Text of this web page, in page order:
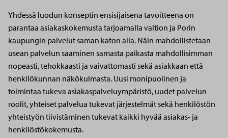
Yhdessä luodun konseptin ensisijaisena tavoitteena on
parantaa asiakaskokemusta tarjoamalla valtion ja Porin
kaupungin palvelut saman katon alla. Näin mahdollistetaan
usean palvelun saaminen samasta paikasta mahdollisimman
nopeasti, tehokkaasti ja vaivattomasti sekä asiakkaan että
henkilökunnan näkökulmasta. Uusi monipuolinen ja
toimintaa tukeva asiakaspalveluympäristö, uudet palvelun
roolit, yhteiset palvelua tukevat järjestelmät sekä henkilöstön
yhteistyön tiivistäminen tukevat kaikki hyvää asiakas- ja
henkilöstökokemusta.